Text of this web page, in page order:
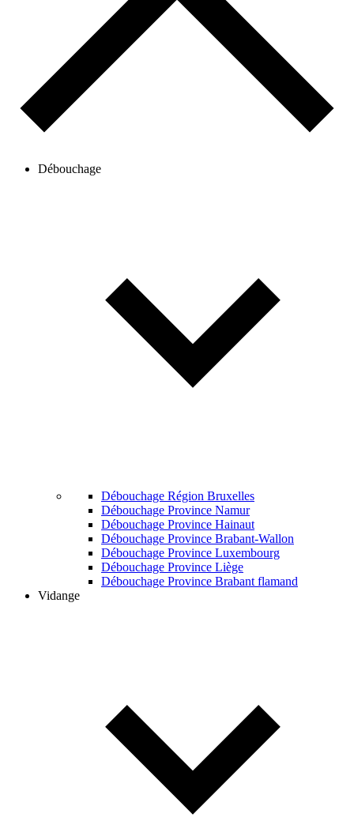
Débouchage
Débouchage Région Bruxelles
Débouchage Province Namur
Débouchage Province Hainaut
Débouchage Province Brabant-Wallon
Débouchage Province Luxembourg
Débouchage Province Liège
Débouchage Province Brabant flamand
Vidange